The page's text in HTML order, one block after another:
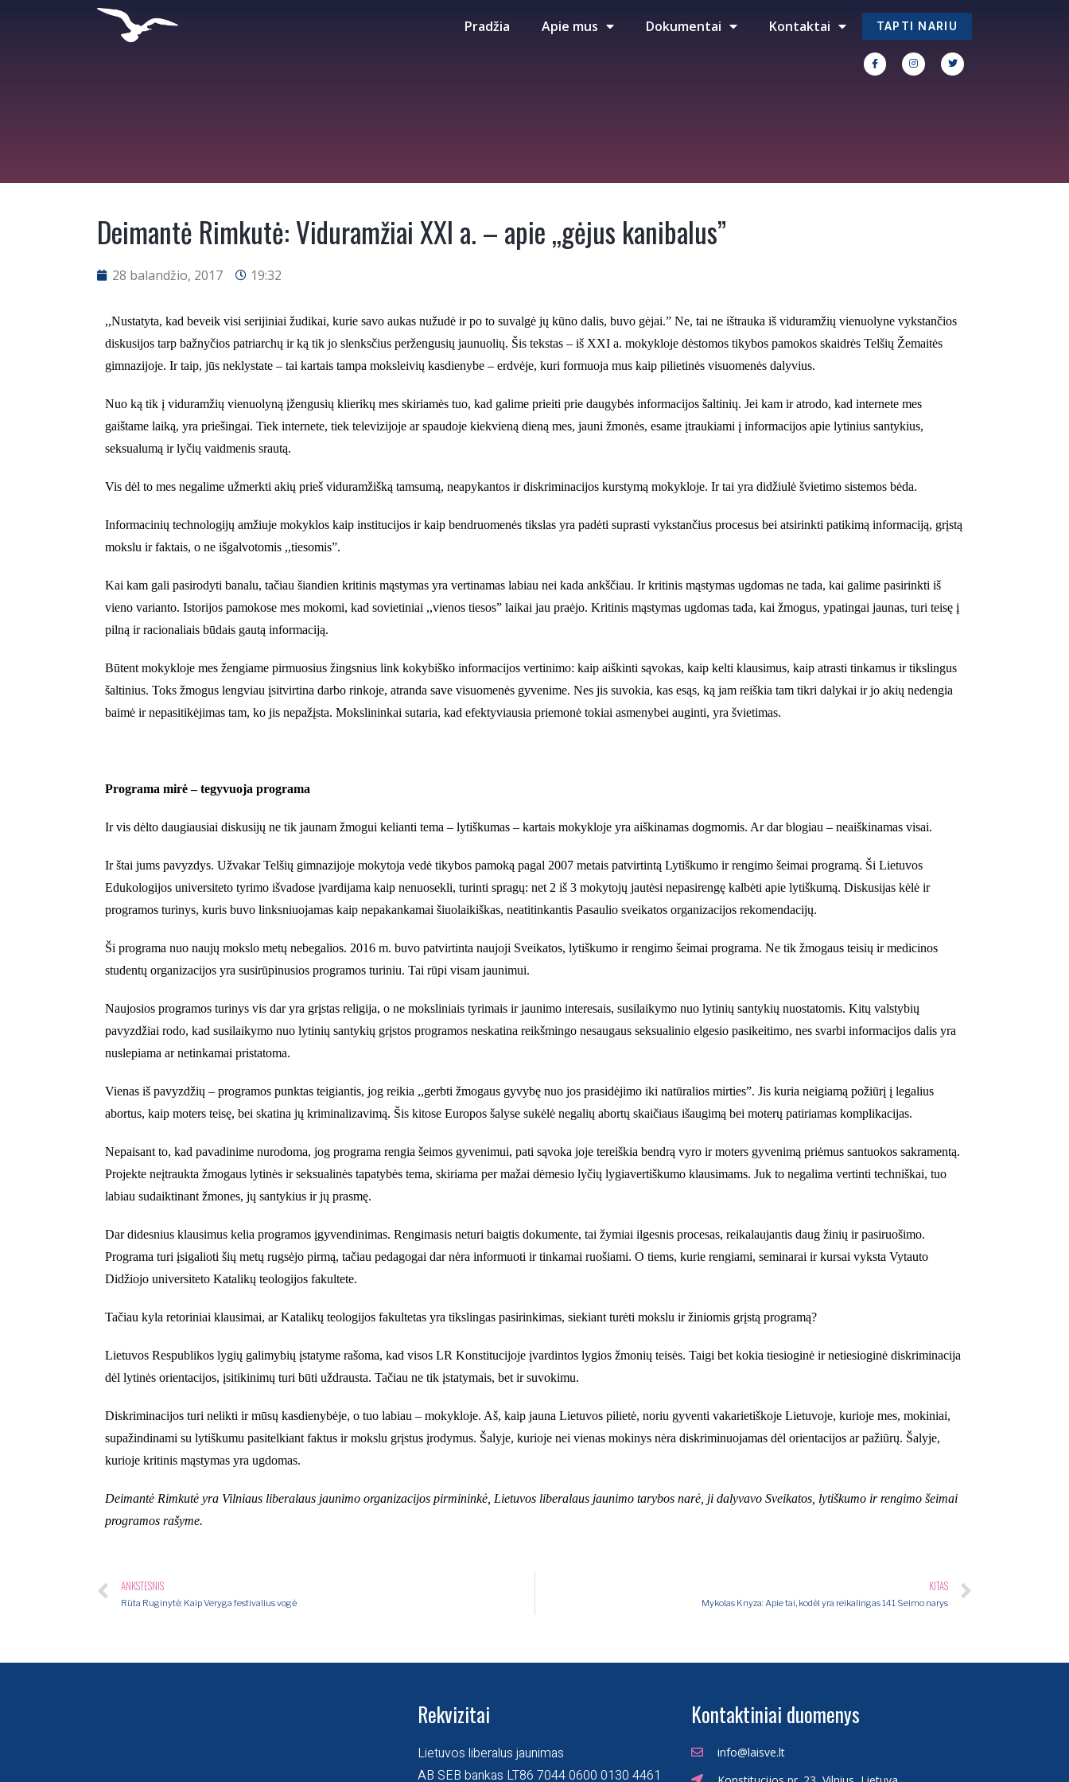
Pradžia Apie mus Dokumentai Kontaktai TAPTI NARIU
Deimantė Rimkutė: Viduramžiai XXI a. – apie ,,gėjus kanibalus”
28 balandžio, 2017 19:32
,,Nustatyta, kad beveik visi serijiniai žudikai, kurie savo aukas nužudė ir po to suvalgė jų kūno dalis, buvo gėjai.” Ne, tai ne ištrauka iš viduramžių vienuolyne vykstančios
diskusijos tarp bažnyčios patriarchų ir ką tik jo slenksčius peržengusių jaunuolių. Šis tekstas – iš XXI a. mokykloje dėstomos tikybos pamokos skaidrės Telšių Žemaitės
gimnazijoje. Ir taip, jūs neklystate – tai kartais tampa moksleivių kasdienybe – erdvėje, kuri formuoja mus kaip pilietinės visuomenės dalyvius.
Nuo ką tik į viduramžių vienuolyną įžengusių klierikų mes skiriamės tuo, kad galime prieiti prie daugybės informacijos šaltinių. Jei kam ir atrodo, kad internete mes
gaištame laiką, yra priešingai. Tiek internete, tiek televizijoje ar spaudoje kiekvieną dieną mes, jauni žmonės, esame įtraukiami į informacijos apie lytinius santykius,
seksualumą ir lyčių vaidmenis srautą.
Vis dėl to mes negalime užmerkti akių prieš viduramžišką tamsumą, neapykantos ir diskriminacijos kurstymą mokykloje. Ir tai yra didžiulė švietimo sistemos bėda.
Informacinių technologijų amžiuje mokyklos kaip institucijos ir kaip bendruomenės tikslas yra padėti suprasti vykstančius procesus bei atsirinkti patikimą informaciją, grįstą
mokslu ir faktais, o ne išgalvotomis ,,tiesomis”.
Kai kam gali pasirodyti banalu, tačiau šiandien kritinis mąstymas yra vertinamas labiau nei kada ankščiau. Ir kritinis mąstymas ugdomas ne tada, kai galime pasirinkti iš
vieno varianto. Istorijos pamokose mes mokomi, kad sovietiniai ,,vienos tiesos” laikai jau praėjo. Kritinis mąstymas ugdomas tada, kai žmogus, ypatingai jaunas, turi teisę į
pilną ir racionaliais būdais gautą informaciją.
Būtent mokykloje mes žengiame pirmuosius žingsnius link kokybiško informacijos vertinimo: kaip aiškinti sąvokas, kaip kelti klausimus, kaip atrasti tinkamus ir tikslingus
šaltinius. Toks žmogus lengviau įsitvirtina darbo rinkoje, atranda save visuomenės gyvenime. Nes jis suvokia, kas esąs, ką jam reiškia tam tikri dalykai ir jo akių nedengia
baimė ir nepasitikėjimas tam, ko jis nepažįsta. Mokslininkai sutaria, kad efektyviausia priemonė tokiai asmenybei auginti, yra švietimas.
Programa mirė – tegyvuoja programa
Ir vis dėlto daugiausiai diskusijų ne tik jaunam žmogui kelianti tema – lytiškumas – kartais mokykloje yra aiškinamas dogmomis. Ar dar blogiau – neaiškinamas visai.
Ir štai jums pavyzdys. Užvakar Telšių gimnazijoje mokytoja vedė tikybos pamoką pagal 2007 metais patvirtintą Lytiškumo ir rengimo šeimai programą. Ši Lietuvos
Edukologijos universiteto tyrimo išvadose įvardijama kaip nenuosekli, turinti spragų: net 2 iš 3 mokytojų jautėsi nepasirengę kalbėti apie lytiškumą. Diskusijas kėlė ir
programos turinys, kuris buvo linksniuojamas kaip nepakankamai šiuolaikiškas, neatitinkantis Pasaulio sveikatos organizacijos rekomendacijų.
Ši programa nuo naujų mokslo metų nebegalios. 2016 m. buvo patvirtinta naujoji Sveikatos, lytiškumo ir rengimo šeimai programa. Ne tik žmogaus teisių ir medicinos
studentų organizacijos yra susirūpinusios programos turiniu. Tai rūpi visam jaunimui.
Naujosios programos turinys vis dar yra grįstas religija, o ne moksliniais tyrimais ir jaunimo interesais, susilaikymo nuo lytinių santykių nuostatomis. Kitų valstybių
pavyzdžiai rodo, kad susilaikymo nuo lytinių santykių grįstos programos neskatina reikšmingo nesaugaus seksualinio elgesio pasikeitimo, nes svarbi informacijos dalis yra
nuslepiama ar netinkamai pristatoma.
Vienas iš pavyzdžių – programos punktas teigiantis, jog reikia ,,gerbti žmogaus gyvybę nuo jos prasidėjimo iki natūralios mirties”. Jis kuria neigiamą požiūrį į legalius
abortus, kaip moters teisę, bei skatina jų kriminalizavimą. Šis kitose Europos šalyse sukėlė negalių abortų skaičiaus išaugimą bei moterų patiriamas komplikacijas.
Nepaisant to, kad pavadinime nurodoma, jog programa rengia šeimos gyvenimui, pati sąvoka joje tereiškia bendrą vyro ir moters gyvenimą priėmus santuokos sakramentą.
Projekte neįtraukta žmogaus lytinės ir seksualinės tapatybės tema, skiriama per mažai dėmesio lyčių lygiavertiškumo klausimams. Juk to negalima vertinti techniškai, tuo
labiau sudaiktinant žmones, jų santykius ir jų prasmę.
Dar didesnius klausimus kelia programos įgyvendinimas. Rengimasis neturi baigtis dokumente, tai žymiai ilgesnis procesas, reikalaujantis daug žinių ir pasiruošimo.
Programa turi įsigalioti šių metų rugsėjo pirmą, tačiau pedagogai dar nėra informuoti ir tinkamai ruošiami. O tiems, kurie rengiami, seminarai ir kursai vyksta Vytauto
Didžiojo universiteto Katalikų teologijos fakultete.
Tačiau kyla retoriniai klausimai, ar Katalikų teologijos fakultetas yra tikslingas pasirinkimas, siekiant turėti mokslu ir žiniomis grįstą programą?
Lietuvos Respublikos lygių galimybių įstatyme rašoma, kad visos LR Konstitucijoje įvardintos lygios žmonių teisės. Taigi bet kokia tiesioginė ir netiesioginė diskriminacija
dėl lytinės orientacijos, įsitikinimų turi būti uždrausta. Tačiau ne tik įstatymais, bet ir suvokimu.
Diskriminacijos turi nelikti ir mūsų kasdienybėje, o tuo labiau – mokykloje. Aš, kaip jauna Lietuvos pilietė, noriu gyventi vakarietiškoje Lietuvoje, kurioje mes, mokiniai,
supažindinami su lytiškumu pasitelkiant faktus ir mokslu grįstus įrodymus. Šalyje, kurioje nei vienas mokinys nėra diskriminuojamas dėl orientacijos ar pažiūrų. Šalyje,
kurioje kritinis mąstymas yra ugdomas.
Deimantė Rimkutė yra Vilniaus liberalaus jaunimo organizacijos pirmininkė, Lietuvos liberalaus jaunimo tarybos narė, ji dalyvavo Sveikatos, lytiškumo ir rengimo šeimai
programos rašyme.
ANKSTESNIS
Rūta Ruginytė: Kaip Veryga festivalius vogė
KITAS
Mykolas Knyza: Apie tai, kodėl yra reikalingas 141 Seimo narys
Rekvizitai
Lietuvos liberalus jaunimas
AB SEB bankas LT86 7044 0600 0130 4461
Kontaktiniai duomenys
info@laisve.lt